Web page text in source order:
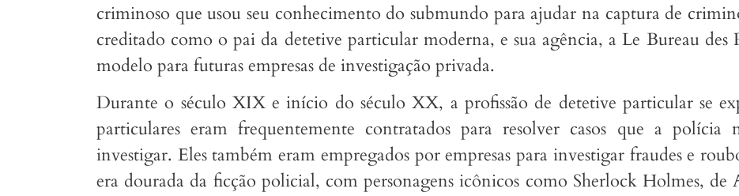
criminoso que usou seu conhecimento do submundo para ajudar na captura de
creditado como o pai da detetive particular moderna, e sua agência, a Le Bureau des
modelo para futuras empresas de investigação privada.
Durante o século XIX e início do século XX, a profissão de detetive particular se
particulares eram frequentemente contratados para resolver casos que a
investigar. Eles também eram empregados por empresas para investigar fraudes e
era dourada da ficção policial, com personagens icônicos como Sherlock Holmes,